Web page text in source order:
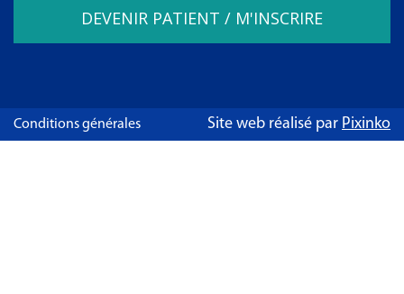
DEVENIR PATIENT / M'INSCRIRE
Conditions générales Site web réalisé par Pixinko